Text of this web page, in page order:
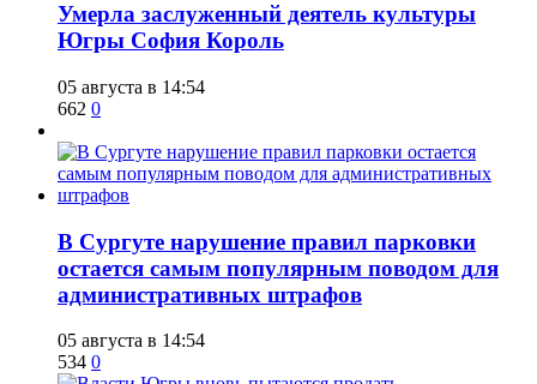
​Умерла заслуженный деятель культуры
Югры София Король
05 августа в 14:54
662 0
В Сургуте нарушение правил парковки
остается самым популярным поводом для
административных штрафов
05 августа в 14:54
534 0